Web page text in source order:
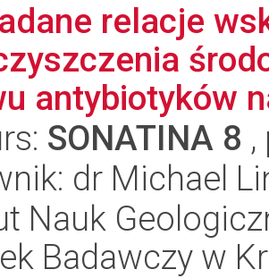
relacje
antybiotyków
SONATINA 8
dr Michael
Nauk
Badawczy w